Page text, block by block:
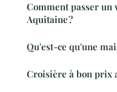
Comment passer
Aquitaine ?
Qu'est-ce qu'une
Croisière à bon prix